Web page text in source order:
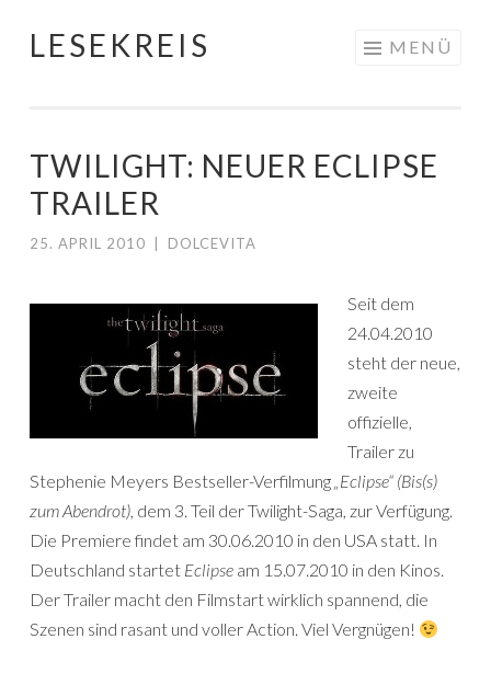
Springe
LESEKREIS MENÜ
TWILIGHT: NEUER ECLIPSE
TRAILER
25. APRIL 2010 DOLCEVITA
Seit dem
24.04.2010
steht der neue,
zweite
offizielle,
Trailer zu
Stephenie Meyers Bestseller-Verfilmung„Eclipse“ (Bis(s)
zum Abendrot), dem 3. Teil der Twilight-Saga, zur Verfügung.
Die Premiere findet am 30.06.2010 in den USA statt. In
Deutschland startet Eclipse am 15.07.2010 in den Kinos.
Der Trailer macht den Filmstart wirklich spannend, die
Szenen sind rasant und voller Action. Viel Vergnügen!